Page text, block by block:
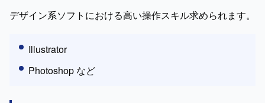
デザイン系ソフトにおける高い操作スキル求められます。
Illustrator
Photoshop など